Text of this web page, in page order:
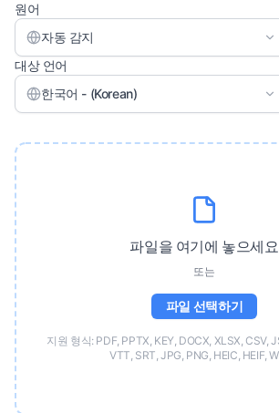
원어
자동 감지
대상 언어
한국어 - (Korean)
파일을 여기에 놓으세요
또는
파일 선택하기
지원 형식: PDF, PPTX, KEY, DOCX, XLSX, CSV,
VTT, SRT, JPG, PNG, HEIC, HEIF,